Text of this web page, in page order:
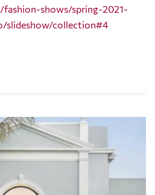
shows/spring-2021-
slideshow/collection#4